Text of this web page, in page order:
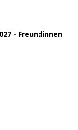
- Freundinnen